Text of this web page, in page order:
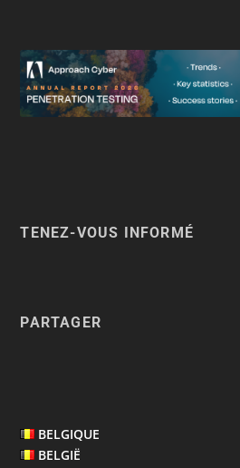
TENEZ-VOUS INFORMÉ
PARTAGER
BELGIQUE
BELGIË